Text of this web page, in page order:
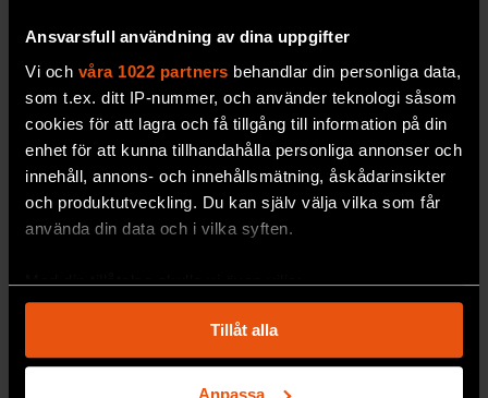
Ansvarsfull användning av dina uppgifter
Vi och våra 1022 partners behandlar din personliga data,
som t.ex. ditt IP-nummer, och använder teknologi såsom
cookies för att lagra och få tillgång till information på din
enhet för att kunna tillhandahålla personliga annonser och
innehåll, annons- och innehållsmätning, åskådarinsikter
och produktutveckling. Du kan själv välja vilka som får
använda din data och i vilka syften.
Med din tillåtelse skulle vi även vilja:
som kan ha en noggrannhet på upp till flera meter
Identifiera din enhet genom att aktivt skanna den
för specifika kännetecken (fingeravtryck)
Tillåt alla
Anpassa
Romaner om översvämningar
skildrar klimatkrisen
Klimatförändringar blir konkretai
skönlitteratur, menar litteraturvetaren Malin
Löf Nyqvist som har skrivit en avhandling på
ämnet.